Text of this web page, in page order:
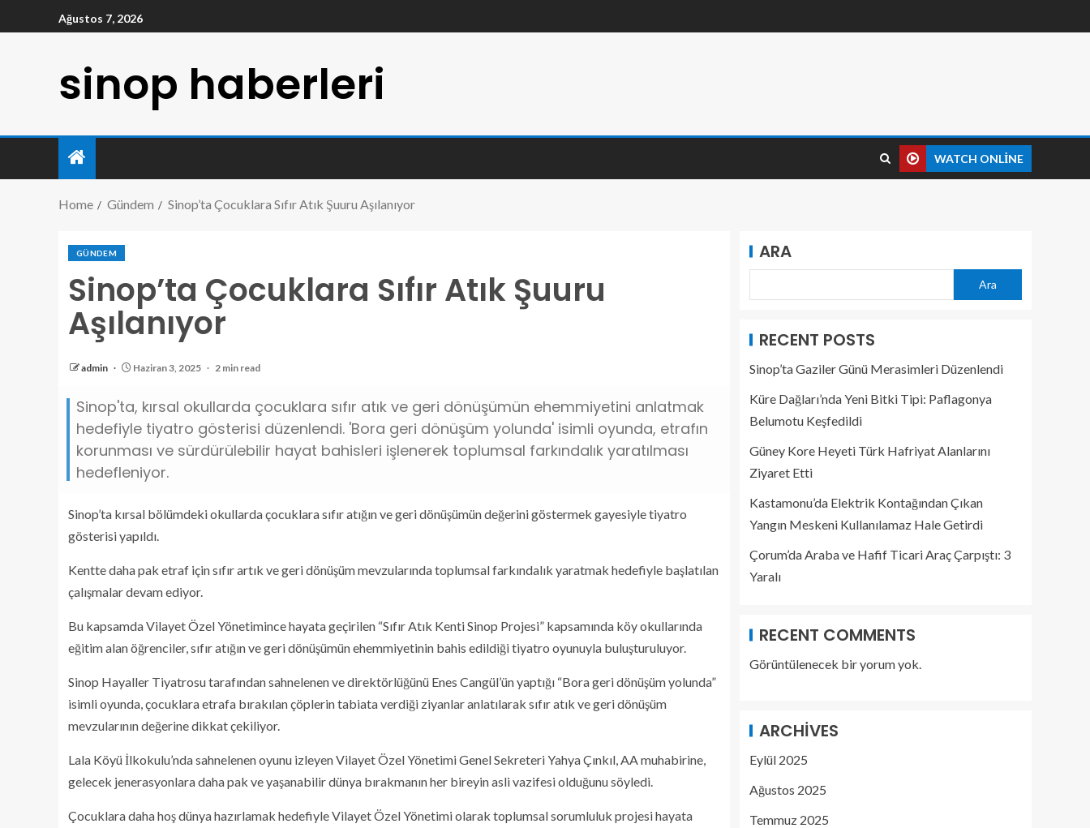
Ağustos 7, 2026
sinop haberleri
WATCH ONLINE
Home Gündem Sinop’ta Çocuklara Sıfır Atık Şuuru Aşılanıyor
GÜNDEM
Sinop’ta Çocuklara Sıfır Atık Şuuru
Aşılanıyor
admin Haziran 3, 2025 2 min read
Sinop'ta, kırsal okullarda çocuklara sıfır atık ve geri dönüşümün ehemmiyetini anlatmak
hedefiyle tiyatro gösterisi düzenlendi. 'Bora geri dönüşüm yolunda' isimli oyunda, etrafın
korunması ve sürdürülebilir hayat bahisleri işlenerek toplumsal farkındalık yaratılması
hedefleniyor.
Sinop’ta kırsal bölümdeki okullarda çocuklara sıfır atığın ve geri dönüşümün değerini göstermek gayesiyle tiyatro
gösterisi yapıldı.
Kentte daha pak etraf için sıfır artık ve geri dönüşüm mevzularında toplumsal farkındalık yaratmak hedefiyle başlatılan
çalışmalar devam ediyor.
Bu kapsamda Vilayet Özel Yönetimince hayata geçirilen “Sıfır Atık Kenti Sinop Projesi” kapsamında köy okullarında
eğitim alan öğrenciler, sıfır atığın ve geri dönüşümün ehemmiyetinin bahis edildiği tiyatro oyunuyla buluşturuluyor.
Sinop Hayaller Tiyatrosu tarafından sahnelenen ve direktörlüğünü Enes Cangül’ün yaptığı “Bora geri dönüşüm yolunda”
isimli oyunda, çocuklara etrafa bırakılan çöplerin tabiata verdiği ziyanlar anlatılarak sıfır atık ve geri dönüşüm
mevzularının değerine dikkat çekiliyor.
Lala Köyü İlkokulu’nda sahnelenen oyunu izleyen Vilayet Özel Yönetimi Genel Sekreteri Yahya Çınkıl, AA muhabirine,
gelecek jenerasyonlara daha pak ve yaşanabilir dünya bırakmanın her bireyin asli vazifesi olduğunu söyledi.
Çocuklara daha hoş dünya hazırlamak hedefiyle Vilayet Özel Yönetimi olarak toplumsal sorumluluk projesi hayata
ARA
Ara
RECENT POSTS
Sinop’ta Gaziler Günü Merasimleri Düzenlendi
Küre Dağları’nda Yeni Bitki Tipi: Paflagonya
Belumotu Keşfedildi
Güney Kore Heyeti Türk Hafriyat Alanlarını
Ziyaret Etti
Kastamonu’da Elektrik Kontağından Çıkan
Yangın Meskeni Kullanılamaz Hale Getirdi
Çorum’da Araba ve Hafif Ticari Araç Çarpıştı: 3
Yaralı
RECENT COMMENTS
Görüntülenecek bir yorum yok.
ARCHIVES
Eylül 2025
Ağustos 2025
Temmuz 2025